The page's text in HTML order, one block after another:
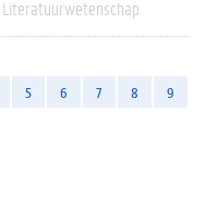
Literatuurwetenschap
5 6 7 8
9